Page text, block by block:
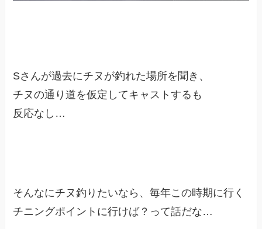
Sさんが過去にチヌが釣れた場所を聞き、
チヌの通り道を仮定してキャストするも
反応なし…
そんなにチヌ釣りたいなら、毎年この時期に行く
チニングポイントに行けば？って話だな…